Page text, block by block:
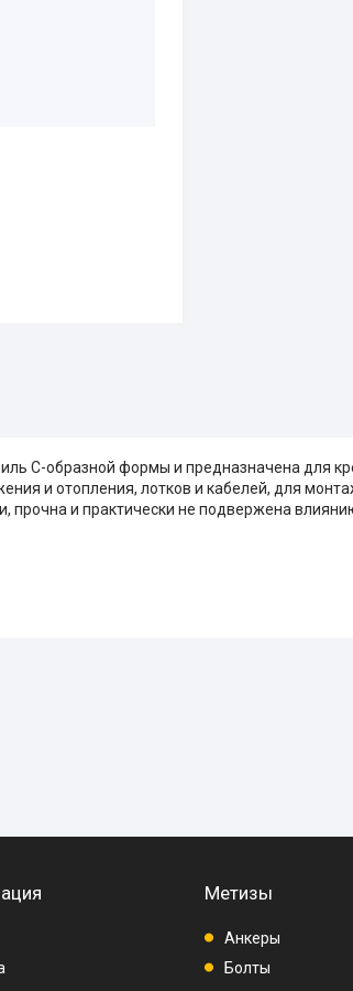
С-образной формы и предназначена для
и отопления, лотков и кабелей, для
прочна и практически не подвержена
Метизы
Анкеры
Болты